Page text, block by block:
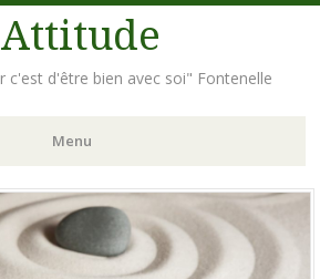
c'est d'être bien avec soi" Fontenelle
Menu